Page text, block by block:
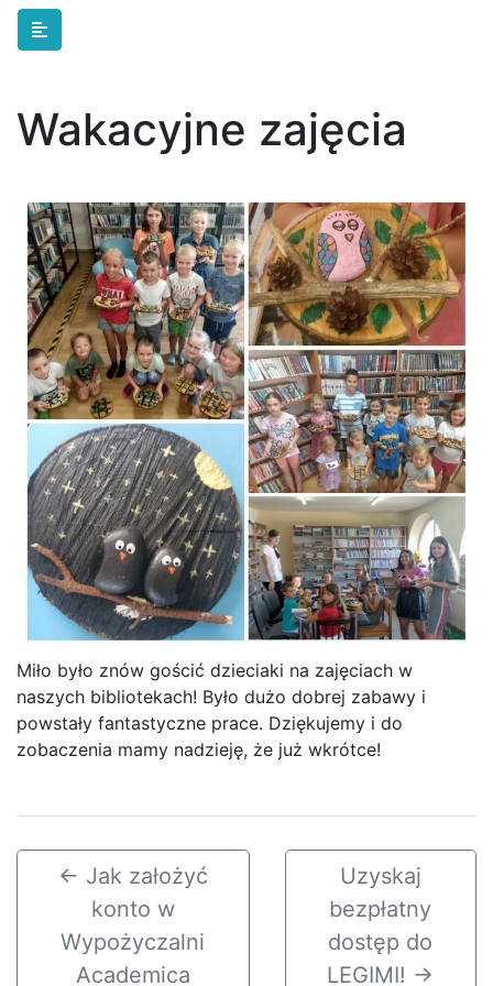
Skip to main content
Wakacyjne zajęcia
Miło było znów gościć dzieciaki na zajęciach w
naszych bibliotekach! Było dużo dobrej zabawy i
powstały fantastyczne prace. Dziękujemy i do
zobaczenia mamy nadzieję, że już wkrótce!
← Jak założyć
konto w
Wypożyczalni
Academica
Uzyskaj
bezpłatny
dostęp do
LEGIMI! →